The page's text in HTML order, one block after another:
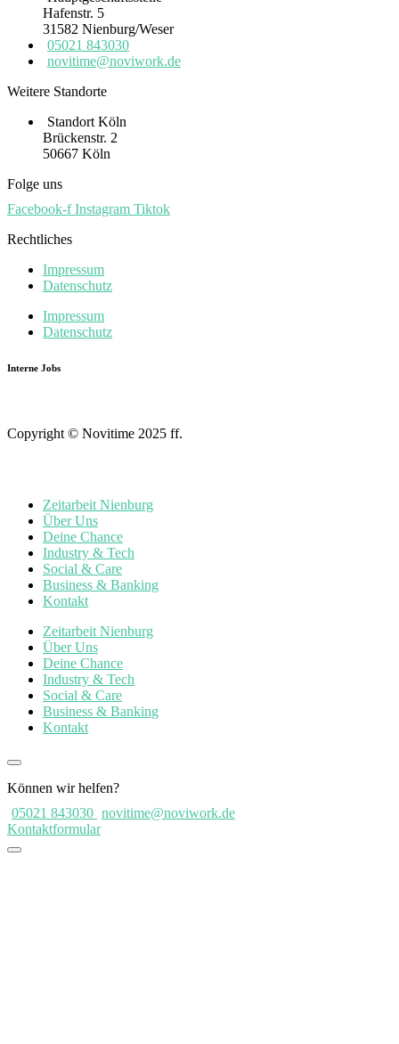
Hafenstr. 5
31582 Nienburg/Weser
05021 843030
novitime@noviwork.de
Weitere Standorte
Standort Köln
Brückenstr. 2
50667 Köln
Folge uns
Facebook-f Instagram Tiktok
Rechtliches
Impressum
Datenschutz
Impressum
Datenschutz
Interne Jobs
Copyright © Novitime 2025 ff.
Zeitarbeit Nienburg
Über Uns
Deine Chance
Industry & Tech
Social & Care
Business & Banking
Kontakt
Zeitarbeit Nienburg
Über Uns
Deine Chance
Industry & Tech
Social & Care
Business & Banking
Kontakt
Können wir helfen?
05021 843030 novitime@noviwork.de
Kontaktformular